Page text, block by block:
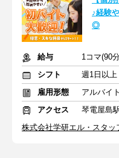
♪経験
◎
給与
1コマ(90
シフト
週1日以
雇用形態
アルバイ
アクセス
琴電屋島
株式会社学研エル・スタ